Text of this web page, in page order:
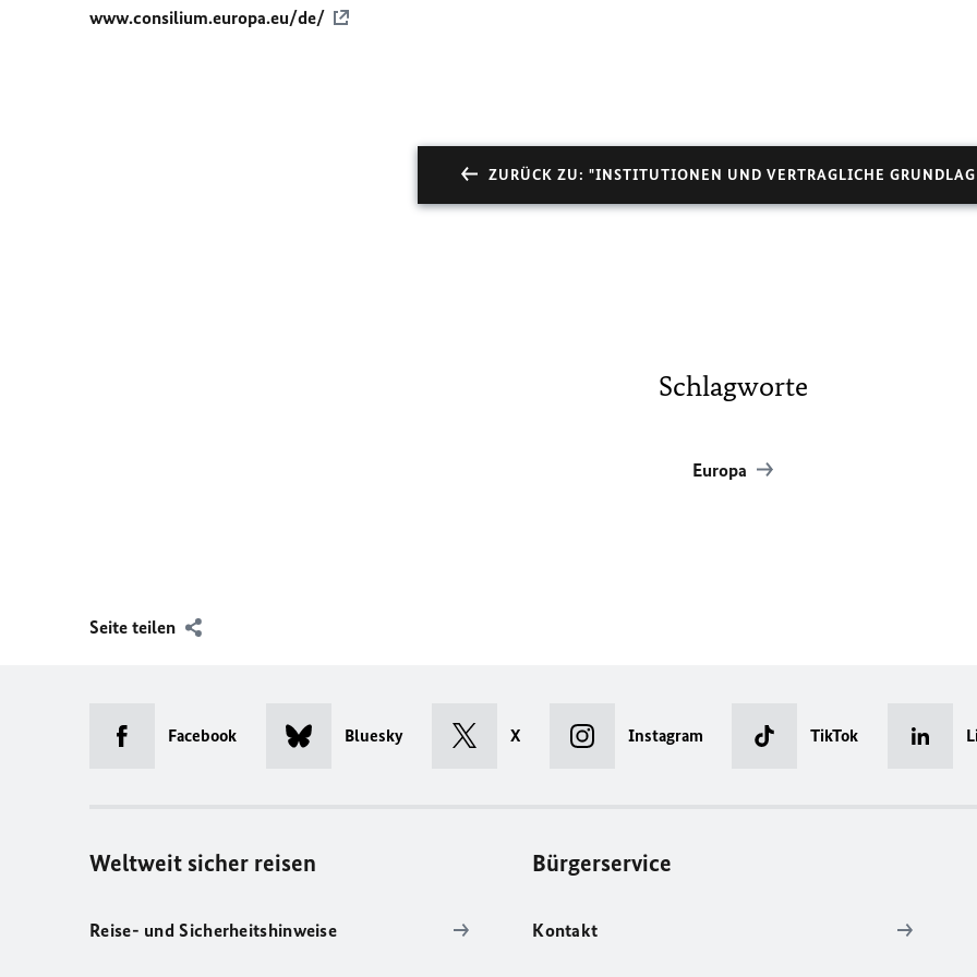
www.consilium.europa.eu/de/
ZURÜCK ZU: "INSTITUTIONEN UND VERTRAGLICHE
Schlagworte
Europa
Seite teilen
Facebook Bluesky X Instagram TikTok
Weltweit sicher reisen
Reise- und Sicherheitshinweise
Bürgerservice
Kontakt